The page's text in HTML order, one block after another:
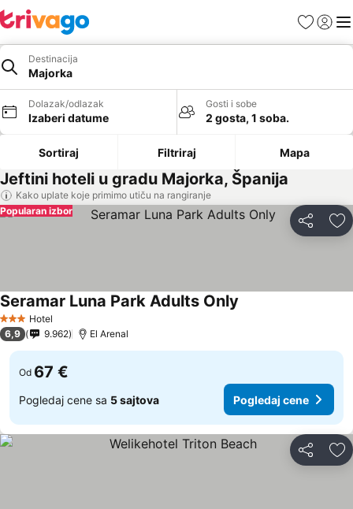
FavoritiPrijavi
Destinacija
Majorka
Dolazak/odlazak
Izaberi datume
Gosti i sobe
2 gosta, 1 soba.
Sortiraj Filtriraj Mapa
Jeftini hoteli u gradu Majorka, Španija
Kako uplate koje primimo utiču na rangiranje
Deli
Popularan izbor
3 Zvezdice
Hotel
Seramar Luna Park Adults Only
6,9 9.962 El Arenal
Od 67 €
Pogledaj cene sa 5 sajtova Pogledaj cene
Deli